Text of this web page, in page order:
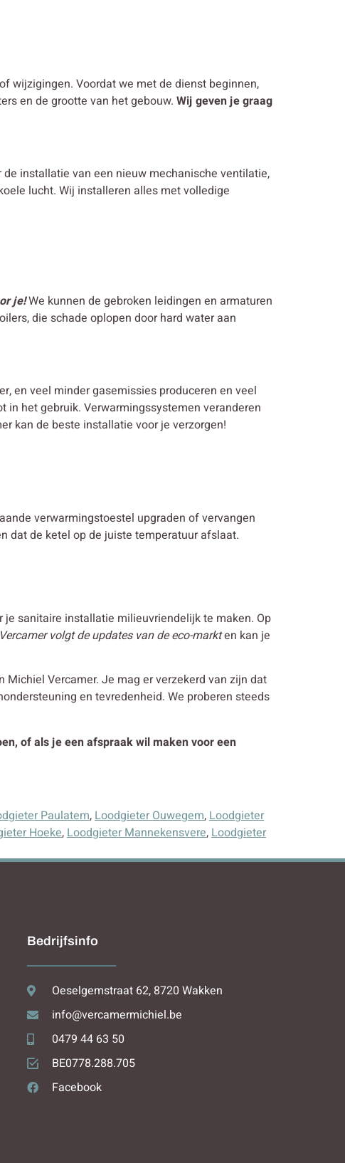
wijzigingen. Voordat we met de dienst beginnen,
en de grootte van het gebouw. Wij geven je graag
installatie van een nieuw mechanische ventilatie,
lucht. Wij installeren alles met volledige
je!We kunnen de gebroken leidingen en armaturen
die schade oplopen door hard water aan
en veel minder gasemissies produceren en veel
in het gebruik. Verwarmingssystemen veranderen
kan de beste installatie voor je verzorgen!
verwarmingstoestel upgraden of vervangen
dat de ketel op de juiste temperatuur afslaat.
sanitaire installatie milieuvriendelijk te maken. Op
volgt de updates van de eco-markten kan je
Michiel Vercamer. Je mag er verzekerd van zijn dat
en tevredenheid. We proberen steeds
of als je een afspraak wil maken voor een
Paulatem, Loodgieter Ouwegem, Loodgieter
Hoeke, Loodgieter Mannekensvere, Loodgieter
Bedrijfsinfo
Oeselgemstraat 62, 8720 Wakken
info@vercamermichiel.be
0479 44 63 50
BE0778.288.705
Facebook